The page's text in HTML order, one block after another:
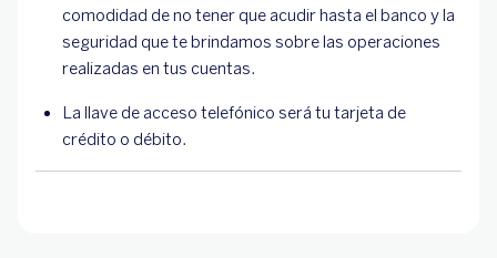
comodidad de no tener que acudir hasta el banco y la
seguridad que te brindamos sobre las operaciones
realizadas en tus cuentas.
La llave de acceso telefónico será tu tarjeta de
crédito o débito.